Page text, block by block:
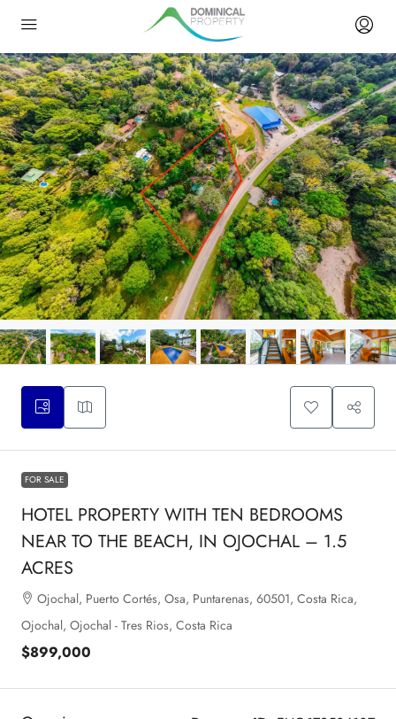
FOR SALE
HOTEL PROPERTY WITH TEN BEDROOMS
NEAR TO THE BEACH, IN OJOCHAL – 1.5
ACRES
Ojochal, Puerto Cortés, Osa, Puntarenas, 60501, Costa Rica,
Ojochal, Ojochal - Tres Rios, Costa Rica
$899,000